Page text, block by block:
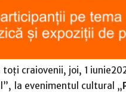
craiovenii, joi, 1
la evenimentul cultural „